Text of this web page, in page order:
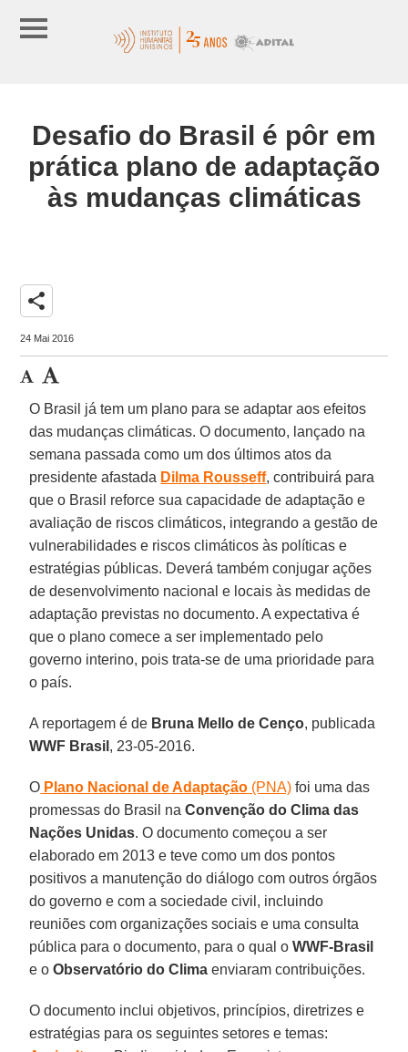
Desafio do Brasil é pôr em
prática plano de adaptação
às mudanças climáticas
share
24 Mai 2016
O Brasil já tem um plano para se adaptar aos efeitos
das mudanças climáticas. O documento, lançado na
semana passada como um dos últimos atos da
presidente afastada Dilma Rousseff, contribuirá para
que o Brasil reforce sua capacidade de adaptação e
avaliação de riscos climáticos, integrando a gestão de
vulnerabilidades e riscos climáticos às políticas e
estratégias públicas. Deverá também conjugar ações
de desenvolvimento nacional e locais às medidas de
adaptação previstas no documento. A expectativa é
que o plano comece a ser implementado pelo
governo interino, pois trata-se de uma prioridade para
o país.
A reportagem é de Bruna Mello de Cenço, publicada
WWF Brasil , 23-05-2016.
O Plano Nacional de Adaptação (PNA) foi uma das
promessas do Brasil naConvenção do Clima das
Nações Unidas. O documento começou a ser
elaborado em 2013 e teve como um dos pontos
positivos a manutenção do diálogo com outros órgãos
do governo e com a sociedade civil, incluindo
reuniões com organizações sociais e uma consulta
pública para o documento, para o qual oWWF-Brasil
e o Observatório do Clima enviaram contribuições.
O documento inclui objetivos, princípios, diretrizes e
estratégias para os seguintes setores e temas: